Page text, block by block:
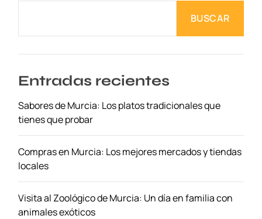
BUSCAR
Entradas recientes
Sabores de Murcia: Los platos tradicionales que
tienes que probar
Compras en Murcia: Los mejores mercados y tiendas
locales
Visita al Zoológico de Murcia: Un día en familia con
animales exóticos